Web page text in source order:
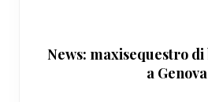
News: maxisequestro
a Genova